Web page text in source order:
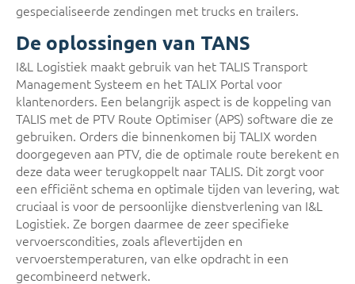
gespecialiseerde zendingen met trucks en trailers.
De oplossingen van TANS
I&L Logistiek maakt gebruik van het TALIS Transport
Management Systeem en het TALIX Portal voor
klantenorders. Een belangrijk aspect is de koppeling van
TALIS met de PTV Route Optimiser (APS) software die ze
gebruiken. Orders die binnenkomen bij TALIX worden
doorgegeven aan PTV, die de optimale route berekent en
deze data weer terugkoppelt naar TALIS. Dit zorgt voor
een efficiënt schema en optimale tijden van levering, wat
cruciaal is voor de persoonlijke dienstverlening van I&L
Logistiek. Ze borgen daarmee de zeer specifieke
vervoerscondities, zoals aflevertijden en
vervoerstemperaturen, van elke opdracht in een
gecombineerd netwerk.